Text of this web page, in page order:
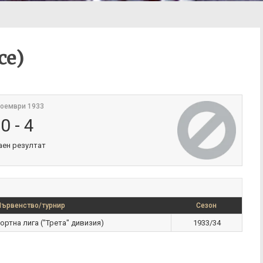
1933
0 - 4
резултат
турнир Сезон
лига ("Трета" дивизия) 1933/34